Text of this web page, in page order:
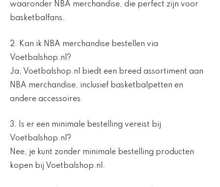
waaronder NBA merchandise, die perfect zijn voor
basketbalfans.
2. Kan ik NBA merchandise bestellen via
Voetbalshop.nl?
Ja, Voetbalshop.nl biedt een breed assortiment aan
NBA merchandise, inclusief basketbalpetten en
andere accessoires.
3. Is er een minimale bestelling vereist bij
Voetbalshop.nl?
Nee, je kunt zonder minimale bestelling producten
kopen bij Voetbalshop.nl.